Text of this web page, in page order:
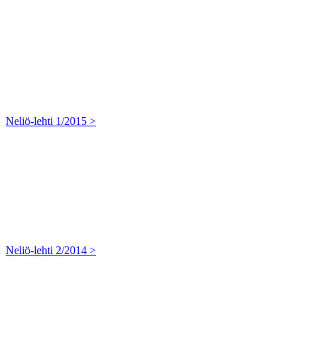
Neliö-lehti 1/2015 >
Neliö-lehti 2/2014 >